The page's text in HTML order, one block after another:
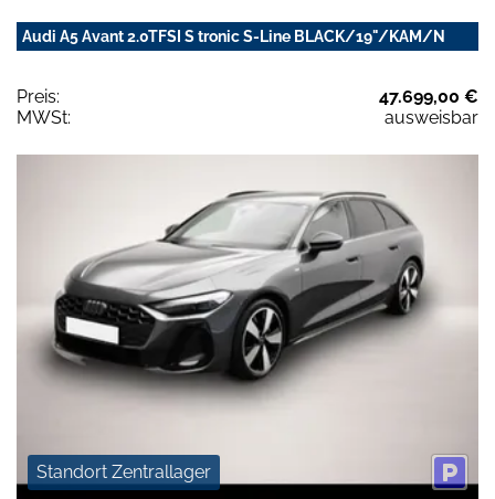
Audi A5 Avant 2.0TFSI S tronic S-Line BLACK/19"/KAM/N
Preis:
47.699,00 €
MWSt:
ausweisbar
Standort Zentrallager